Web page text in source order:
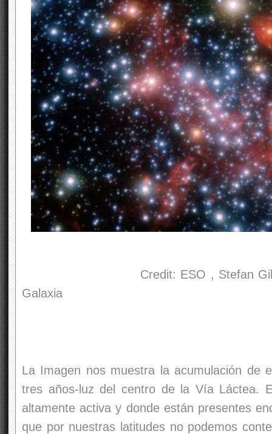
Credit: ESO , Stefan Gillessen
Galaxia
La Imagen nos muestra la acumulación de
tres años-luz del centro de la Vía Láctea.
altamente activa y donde están presentes
que por nuestras latitudes no podemos